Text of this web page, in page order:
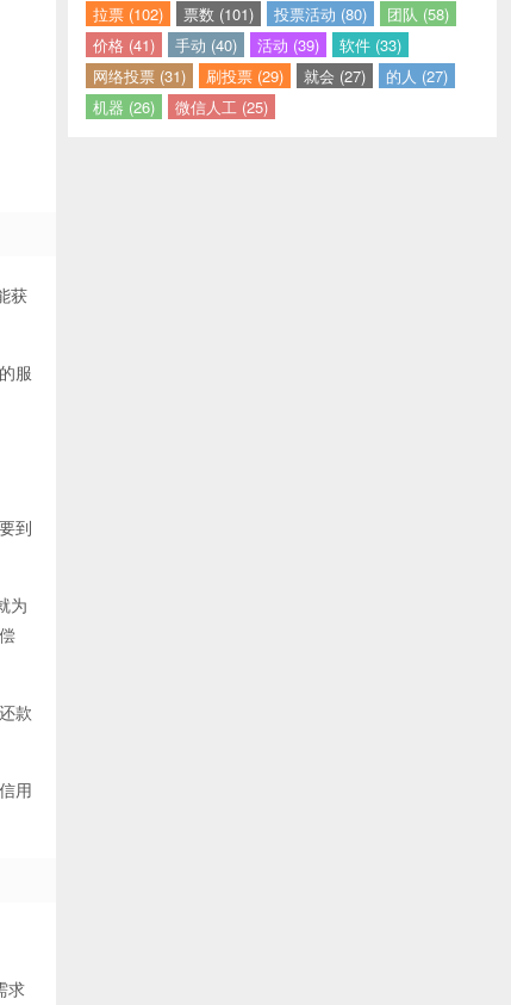
获
服
到
为
款
用
求
拉票 (102)
票数 (101) 投票活动 (80)
团队 (58)
价格 (41)
手动 (40) 活动 (39)
软件 (33)
网络投票 (31)
刷投票 (29) 就会 (27)
的人 (27)
机器 (26)
微信人工 (25)